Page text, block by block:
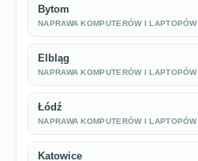
Bytom
NAPRAWA KOMPUTERÓW I LAPTOPÓW
Elbląg
NAPRAWA KOMPUTERÓW I LAPTOPÓW
Łódź
NAPRAWA KOMPUTERÓW I LAPTOPÓW
Katowice